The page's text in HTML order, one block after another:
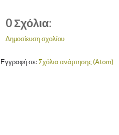
0 Σχόλια:
Δημοσίευση σχολίου
Εγγραφή σε:Σχόλια ανάρτησης (Atom)